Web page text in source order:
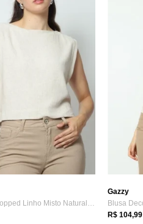
Regata Cropped Linho Misto Natural P Gazzy
Gazzy
R$ 104,99